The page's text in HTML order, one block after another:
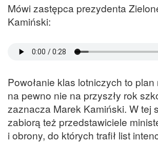
Mówi zastępca prezydenta
Kamiński:
Powołanie klas lotniczych to plan
na pewno nie na przyszły rok
zaznacza Marek Kamiński. W tej
zabiorą też przedstawiciele
i obrony, do których trafił list